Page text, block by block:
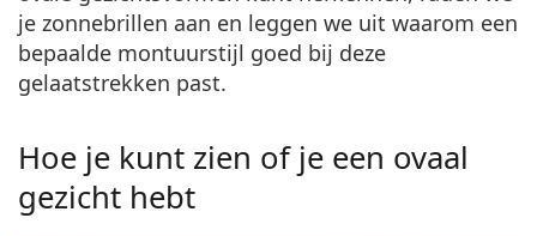
Alle merken
Persol
Alle merken
Alle lenzenvloeistoffen
Offline
je zonnebrillen aan en leggen we uit waarom een
bepaalde montuurstijl goed bij deze
gelaatstrekken past.
Hoe je kunt zien of je een ovaal
gezicht hebt